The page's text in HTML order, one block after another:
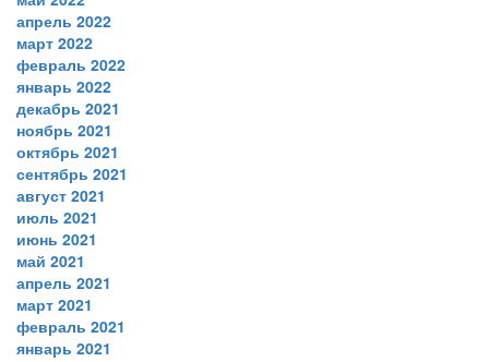
апрель 2022
март 2022
февраль 2022
январь 2022
декабрь 2021
ноябрь 2021
октябрь 2021
сентябрь 2021
август 2021
июль 2021
июнь 2021
май 2021
апрель 2021
март 2021
февраль 2021
январь 2021